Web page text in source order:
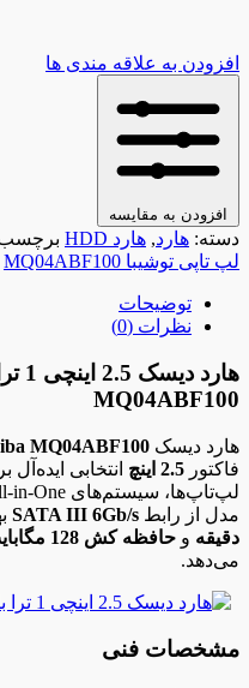
افزودن به علاقه مندی ها
افزودن به مقایسه
دسته: هارد, هارد HDD
لپ تاپی توشیبا MQ04ABF100
توضیحات
نظرات (0)
MQ04ABF100
هارد دیسک MQ04ABF100
فاکتور 2.5 اینچ
انتخابی
مدل از رابط SATA III 6Gb/s
دقیقه و حافظه کش 128 مگابایت
می‌دهد.
مشخصات فنی